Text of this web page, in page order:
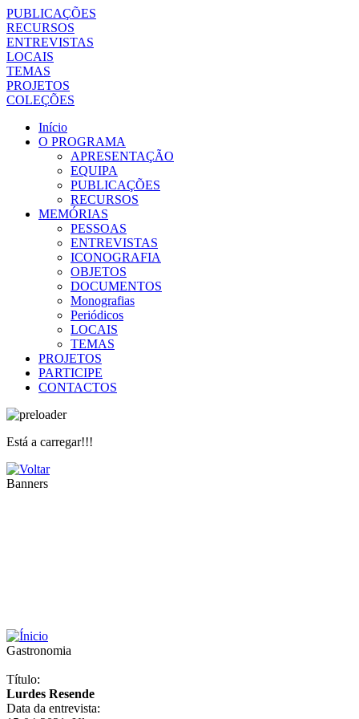
PUBLICAÇÕES
RECURSOS
ENTREVISTAS
LOCAIS
TEMAS
PROJETOS
COLEÇÕES
Início
O PROGRAMA
APRESENTAÇÃO
EQUIPA
PUBLICAÇÕES
RECURSOS
MEMÓRIAS
PESSOAS
ENTREVISTAS
ICONOGRAFIA
OBJETOS
DOCUMENTOS
Monografias
Periódicos
LOCAIS
TEMAS
PROJETOS
PARTICIPE
CONTACTOS
Está a carregar!!!
Banners
Gastronomia
Título:
Lurdes Resende
Data da entrevista: